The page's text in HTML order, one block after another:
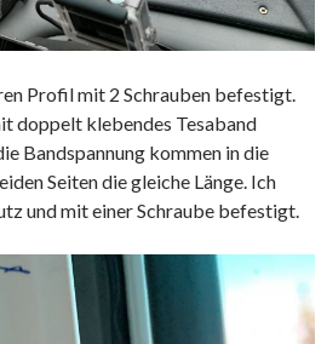
Profil mit 2 Schrauben befestigt.
doppelt klebendes Tesaband
Bandspannung kommen in die
Seiten die gleiche Länge. Ich
und mit einer Schraube befestigt.